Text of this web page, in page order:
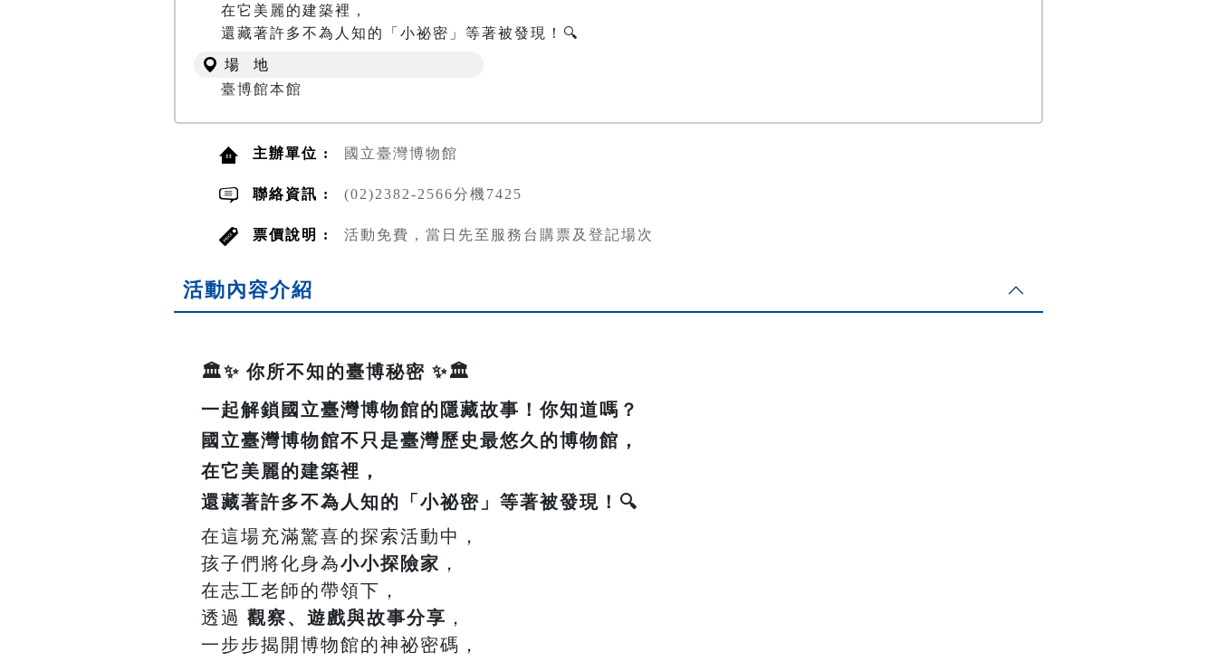
在它美麗的建築裡，
還藏著許多不為人知的「小祕密」等著被發現！🔍
場 地
臺博館本館
主辦單位 : 國立臺灣博物館
聯絡資訊 : (02)2382-2566分機7425
票價說明 : 活動免費，當日先至服務台購票及登記場次
活動內容介紹
🏛️✨ 你所不知的臺博秘密 ✨🏛️
一起解鎖國立臺灣博物館的隱藏故事！你知道嗎？
國立臺灣博物館不只是臺灣歷史最悠久的博物館，
在它美麗的建築裡，
還藏著許多不為人知的「小祕密」等著被發現！🔍
在這場充滿驚喜的探索活動中，
孩子們將化身為小小探險家 ，
在志工老師的帶領下，
透過 觀察、遊戲與故事分享 ，
一步步揭開博物館的神祕密碼，